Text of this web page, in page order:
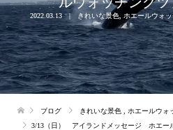
2022.03.13 きれいな景色 ホエールウォ
ブログ きれいな景色 ホエールウォ
3/13（日） アイランドメッセージ ホエー